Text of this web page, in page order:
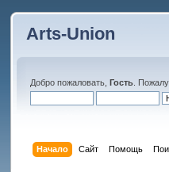
Arts-Union
Добро пожаловать,Гость .
Начало Сайт Помощь